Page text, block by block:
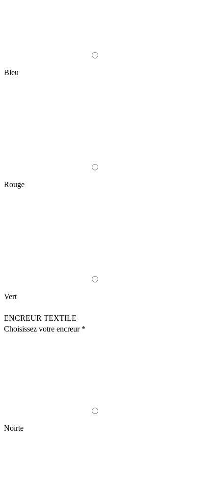
Bleu
Rouge
Vert
ENCREUR TEXTILE
Choisissez votre encreur *
Noirte